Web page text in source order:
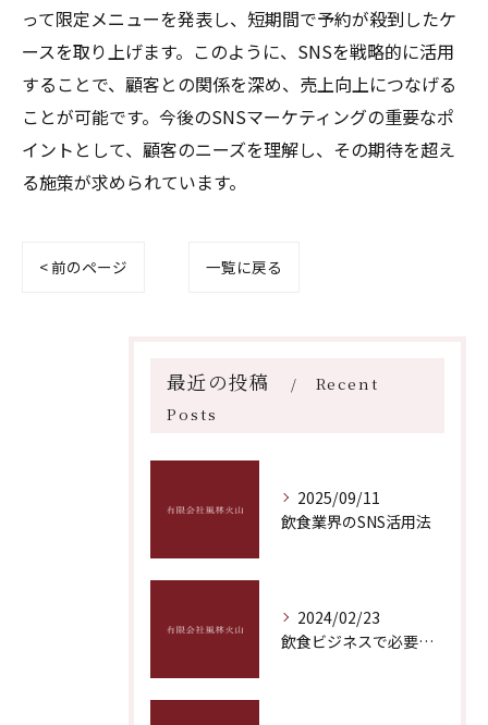
って限定メニューを発表し、短期間で予約が殺到したケ
ースを取り上げます。このように、SNSを戦略的に活用
することで、顧客との関係を深め、売上向上につなげる
ことが可能です。今後のSNSマーケティングの重要なポ
イントとして、顧客のニーズを理解し、その期待を超え
る施策が求められています。
< 前のページ 一覧に戻る
最近の投稿
Recent
Posts
2025/09/11
飲食業界のSNS活用法
2024/02/23
飲食ビジネスで必要な稼げる力とは？